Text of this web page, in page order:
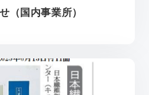
（国内事業所）